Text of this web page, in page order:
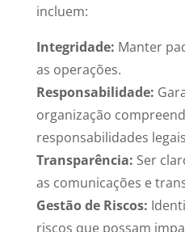
incluem:
Integridade: Manter
as operações.
Responsabilidade:
organização
responsabilidades
Transparência: Ser
as comunicações e
Gestão de Riscos:
riscos que possam